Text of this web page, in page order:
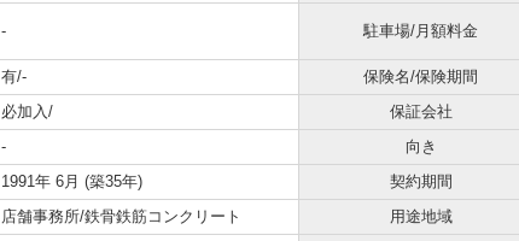
- 駐車場/月額料金
有/- 保険名/保険期間
必加入/ 保証会社
- 向き
1991年 6月 (築35年) 契約期間
店舗事務所/鉄骨鉄筋コンクリート 用途地域